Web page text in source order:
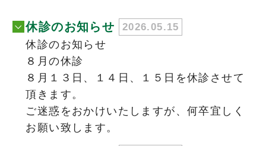
休診のお知らせ 2026.05.15
休診のお知らせ
８月の休診
８月１３日、１４日、１５日を休診させて
頂きます。
ご迷惑をおかけいたしますが、何卒宜しく
お願い致します。